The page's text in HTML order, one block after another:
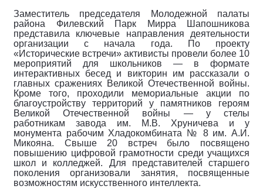
Заместитель председателя Молодежной палаты
района Филевский Парк Мирра Шапошникова
представила ключевые направления деятельности
организации с начала года. По проекту
«Исторические встречи» активисты провели более 10
мероприятий для школьников — в формате
интерактивных бесед и викторин им рассказали о
главных сражениях Великой Отечественной войны.
Кроме того, проходили мемориальные акции по
благоустройству территорий у памятников героям
Великой Отечественной войны — у стелы
работникам завода им. М.В. Хруничева и у
монумента рабочим Хладокомбината № 8 им. А.И.
Микояна. Свыше 20 встреч было посвящено
повышению цифровой грамотности среди учащихся
школ и колледжей. Для представителей старшего
поколения организовали занятия, посвященные
возможностям искусственного интеллекта.